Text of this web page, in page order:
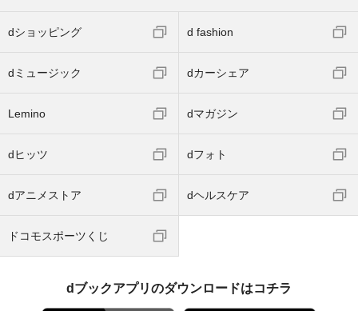
dショッピング d fashion
dミュージック dカーシェア
Lemino dマガジン
dヒッツ dフォト
dアニメストア dヘルスケア
ドコモスポーツくじ
dブックアプリのダウンロードはコチラ